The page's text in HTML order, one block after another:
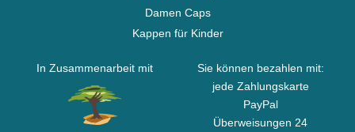
Damen Caps
Kappen für Kinder
In Zusammenarbeit mit
Sie können bezahlen mit:
jede Zahlungskarte
PayPal
Überweisungen 24